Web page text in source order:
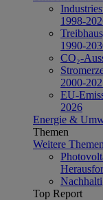
1998-
1990-
CO₂-
2000-
EU-
2026
Energie &
Themen
Weitere Themen
Top Report